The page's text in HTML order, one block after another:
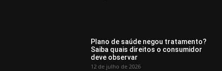
Plano de saúde negou tratamento?
Saiba quais direitos o consumidor
deve observar
12 de julho de 2026